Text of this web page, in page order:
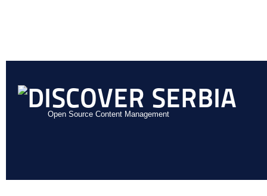
Open Source Content Management